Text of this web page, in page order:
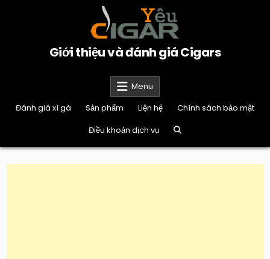
Giới thiệu và đánh giá Cigars
Menu
Đánh giá xì gà
Sản phẩm Liện hệ
Chính sách bảo mật
Điều khoản dịch vụ